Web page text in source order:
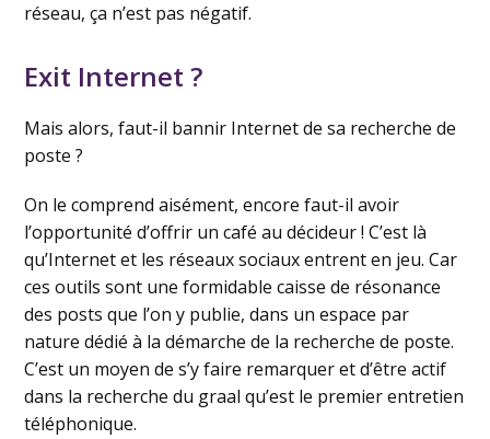
réseau, ça n’est pas négatif.
Exit Internet ?
Mais alors, faut-il bannir Internet de sa recherche de
poste ?
On le comprend aisément, encore faut-il avoir
l’opportunité d’offrir un café au décideur ! C’est là
qu’Internet et les réseaux sociaux entrent en jeu. Car
ces outils sont une formidable caisse de résonance
des posts que l’on y publie, dans un espace par
nature dédié à la démarche de la recherche de poste.
C’est un moyen de s’y faire remarquer et d’être actif
dans la recherche du graal qu’est le premier entretien
téléphonique.